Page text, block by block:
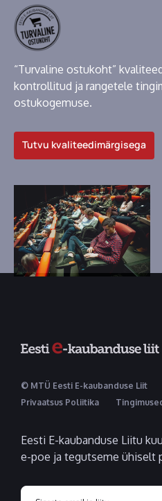
“Turvaline ostukoht”
kontrollitud ja rangetele
ostukogemuse.
Tutvu kvaliteedimärgisega
© MTÜ Eesti E-kaubanduse Liit
Privaatsus Poliitika
Eesti E-kaubanduse Liitu
e-poe ja tegutseme ühiselt